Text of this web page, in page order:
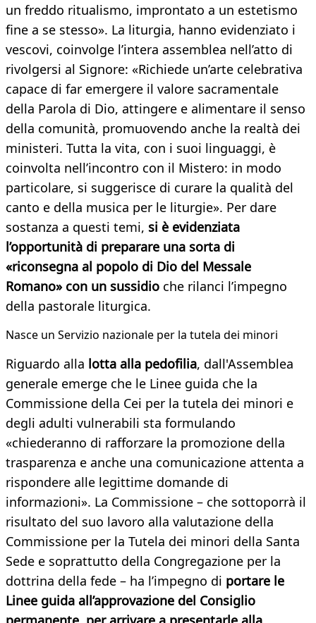
un freddo ritualismo, improntato a un estetismo
fine a se stesso». La liturgia, hanno evidenziato i
vescovi, coinvolge l’intera assemblea nell’atto di
rivolgersi al Signore: «Richiede un’arte celebrativa
capace di far emergere il valore sacramentale
della Parola di Dio, attingere e alimentare il senso
della comunità, promuovendo anche la realtà dei
ministeri. Tutta la vita, con i suoi linguaggi, è
coinvolta nell’incontro con il Mistero: in modo
particolare, si suggerisce di curare la qualità del
canto e della musica per le liturgie». Per dare
sostanza a questi temi, si è evidenziata
l’opportunità di preparare una sorta di
«riconsegna al popolo di Dio del Messale
Romano» con un sussidio che rilanci l’impegno
della pastorale liturgica.
Nasce un Servizio nazionale per la tutela dei minori
Riguardo alla lotta alla pedofilia, dall'Assemblea
generale emerge che le Linee guida che la
Commissione della Cei per la tutela dei minori e
degli adulti vulnerabili sta formulando
«chiederanno di rafforzare la promozione della
trasparenza e anche una comunicazione attenta a
rispondere alle legittime domande di
informazioni». La Commissione – che sottoporrà il
risultato del suo lavoro alla valutazione della
Commissione per la Tutela dei minori della Santa
Sede e soprattutto della Congregazione per la
dottrina della fede – ha l’impegno di portare le
Linee guida all’approvazione del Consiglio